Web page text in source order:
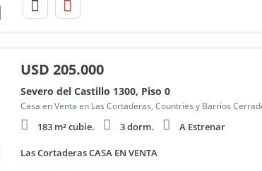
USD 205.000
Severo del Castillo 1300, Piso 0
Casa en Venta en Las Cortaderas, Countries y Barrios
183 m² cubie. 3 dorm. A Estrenar
Las Cortaderas CASA EN VENTA